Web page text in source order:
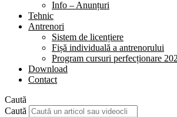
Info – Anunțuri
Tehnic
Antrenori
Sistem de licențiere
Fișă individuală a antrenorului
Program cursuri perfecționare
Download
Contact
Caută
Caută